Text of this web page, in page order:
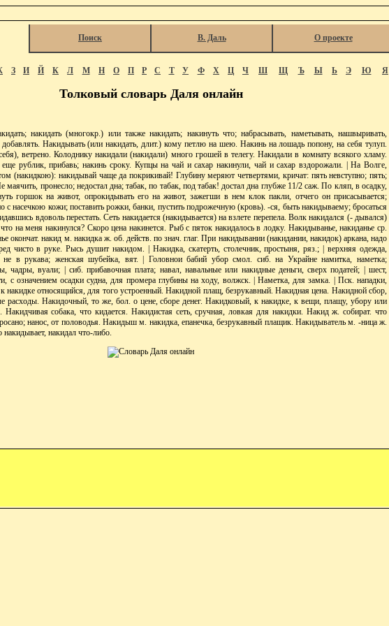
Поиск В. Даль О проекте
З И Й К Л М Н О П Р С Т У Ф Х Ц Ч Ш Щ Ъ Ы Ь Э Ю Я
Толковый словарь Даля онлайн
накидать (многокр.) или также накидать; накинуть что; набрасывать, наметывать, нашвыривать,
добавлять. Накидывать (или накидать, длит.) кому петлю на шею. Накинь на лошадь попону, на себя тулуп.
ветрено. Колоднику накидали (накидали) много грошей в телегу. Накидали в комнату всякого хламу.
рублик, прибавь; накинь сроку. Купцы на чай и сахар накинули, чай и сахар вздорожали. | На Волге,
(накидкою): накидывай чаще да покрикивай! Глубину меряют четвертями, кричат: пять невступно; пять;
маячить, пронесло; недостал дна; табак, по табак, под табак! достал дна глубже 11/2 саж. По кляп, в осадку,
горшок на живот, опрокидывать его на живот, зажегши в нем клок пакли, отчего он присасывается;
с насечкою кожи; поставить рожки, банки, пустить подрожечную (кровь). -ся, быть накидываему; бросаться
вдоволь перестать. Сеть накидается (накидывается) на взлете перепела. Волк накидался (- дывался)
на меня накинулся? Скоро цена накинется. Рыб с пяток накидалось в лодку. Накидыванье, накиданье ср.
окончат. накид м. накидка ж. об. действ. по знач. глаг. При накидывании (накидании, накидок) аркана, надо
чисто в руке. Рысь душит накидом. | Накидка, скатерть, столечник, простыня, ряз.; | верхняя одежда,
не в рукава; женская шубейка, вят. | Головнои бабий убор смол. сиб. на Украйне намитка, наметка;
чадры, вуали; | сиб. прибавочная плата; навал, навальные или накидные деньги, сверх податей; | шест,
с означением осадки судна, для промера глубины на ходу, волжск. | Наметка, для замка. | Пск. нападки,
накидке относящийся, для того устроенный. Накидной плащ, безрукавный. Накидная цена. Накидной сбор,
расходы. Накидочный, то же, бол. о цене, сборе денег. Накидковый, к накидке, к вещи, плащу, убору или
собака, что кидается. Накидистая сеть, сручная, ловкая для накидки. Накид ж. собират. что
нанос, от половодья. Накидыш м. накидка, епанечка, безрукавный плащик. Накидыватель м. -ница ж.
накидал что-либо.